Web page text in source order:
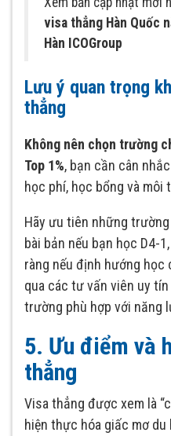
visa thẳng Hàn Quốc
Hàn ICOGroup
Lưu ý quan trọng
thẳng
Không nên chọn trường
Top 1%, bạn cần cân
học phí, học bổng và môi
Hãy ưu tiên những
bài bản nếu bạn học D4-
ràng nếu định hướng học
qua các tư vấn viên uy
trường phù hợp với năng
5. Ưu điểm và
thẳng
Visa thẳng được xem là
hiện thực hóa giấc mơ